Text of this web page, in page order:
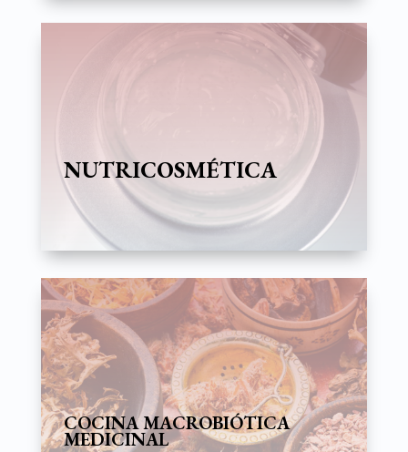
NUTRICOSMÉTICA
COCINA MACROBIÓTICA
MEDICINAL